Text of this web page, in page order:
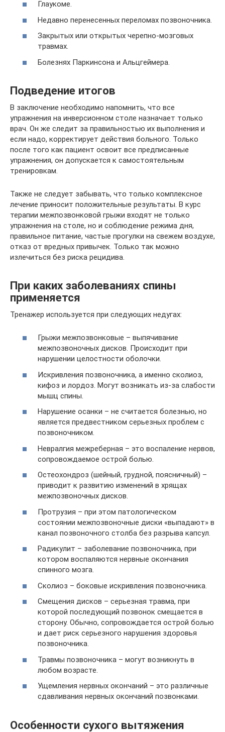
Глаукоме.
Недавно перенесенных переломах позвоночника.
Закрытых или открытых черепно-мозговых
травмах.
Болезнях Паркинсона и Альцгеймера.
Подведение итогов
В заключение необходимо напомнить, что все
упражнения на инверсионном столе назначает только
врач. Он же следит за правильностью их выполнения и
если надо, корректирует действия больного. Только
после того как пациент освоит все предписанные
упражнения, он допускается к самостоятельным
тренировкам.
Также не следует забывать, что только комплексное
лечение приносит положительные результаты. В курс
терапии межпозвонковой грыжи входят не только
упражнения на столе, но и соблюдение режима дня,
правильное питание, частые прогулки на свежем воздухе,
отказ от вредных привычек. Только так можно
излечиться без риска рецидива.
При каких заболеваниях спины
применяется
Тренажер используется при следующих недугах:
Грыжи межпозвонковые – выпячивание
межпозвоночных дисков. Происходит при
нарушении целостности оболочки.
Искривления позвоночника, а именно сколиоз,
кифоз и лордоз. Могут возникать из-за слабости
мышц спины.
Нарушение осанки – не считается болезнью, но
является предвестником серьезных проблем с
позвоночником.
Невралгия межреберная – это воспаление нервов,
сопровождаемое острой болью.
Остеохондроз (шейный, грудной, поясничный) –
приводит к развитию изменений в хрящах
межпозвоночных дисков.
Протрузия – при этом патологическом
состоянии межпозвоночные диски «выпадают» в
канал позвоночного столба без разрыва капсул.
Радикулит – заболевание позвоночника, при
котором воспаляются нервные окончания
спинного мозга.
Сколиоз – боковые искривления позвоночника.
Смещения дисков – серьезная травма, при
которой последующий позвонок смещается в
сторону. Обычно, сопровождается острой болью
и дает риск серьезного нарушения здоровья
позвоночника.
Травмы позвоночника – могут возникнуть в
любом возрасте.
Ущемления нервных окончаний – это различные
сдавливания нервных окончаний позвонками.
Особенности сухого вытяжения